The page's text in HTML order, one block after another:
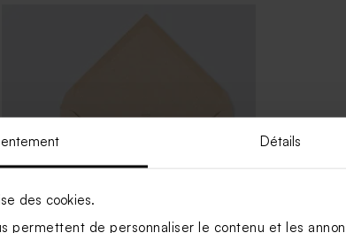
Détails
des cookies.
permettent de personnaliser le contenu et les